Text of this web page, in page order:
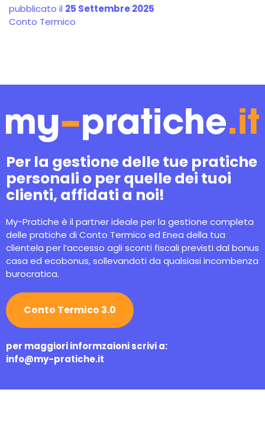
pubblicato il 25 Settembre 2025
Conto Termico
Per la gestione delle tue pratiche
personali o per quelle dei tuoi
clienti, affidati a noi!
My-Pratiche è il partner ideale per la gestione completa
delle pratiche di Conto Termico ed Enea della tua
clientela per l’accesso agli sconti fiscali previsti dal bonus
casa ed ecobonus, sollevandoti da qualsiasi incombenza
burocratica.
Conto Termico 3.0
per maggiori informzaioni scrivi a:
info@my-pratiche.it